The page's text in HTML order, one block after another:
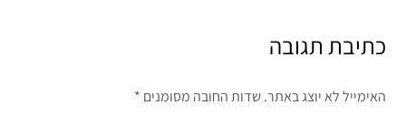
כתיבת תגובה
האימייל לא יוצג באתר. שדות החובה מסומנים *